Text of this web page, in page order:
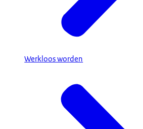
Werkloos worden